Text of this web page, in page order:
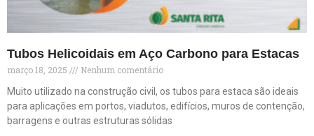
Tubos Helicoidais em Aço Carbono para Estacas
março 18, 2025
Nenhum comentário
Muito utilizado na construção civil, os tubos para estaca são ideais
para aplicações em portos, viadutos, edifícios, muros de contenção,
barragens e outras estruturas sólidas